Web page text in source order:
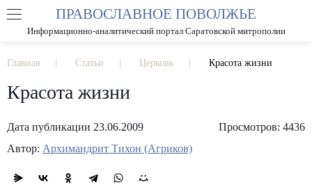
РАЗМЕР ШРИФТА А А
ПРАВОСЛАВНОЕ ПОВОЛЖЬЕ
Информационно-аналитический портал Саратовской митрополии
Главная Статьи Церковь Красота жизни
Красота жизни
Дата публикации 23.06.2009
Просмотров: 4436
Автор: Архимандрит Тихон (Агриков)